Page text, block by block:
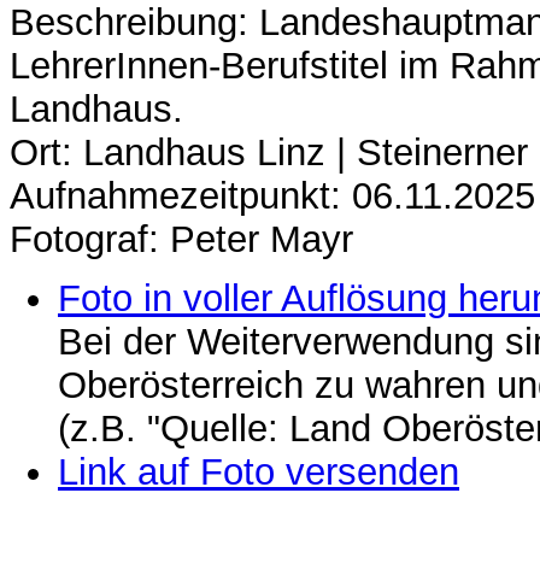
Beschreibung:
LehrerInnen-Berufstitel im
Landhaus.
Ort: Landhaus Linz | Steinerner
Aufnahmezeitpunkt: 06.11.2025
Fotograf: Peter Mayr
Foto in voller Auflösung
Bei der Weiterverwendung
Oberösterreich zu wahren
(z.B. "Quelle: Land
Link auf Foto versenden